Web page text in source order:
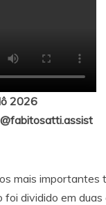
2026
@fabitosatti.assist
mais importantes
foi dividido em